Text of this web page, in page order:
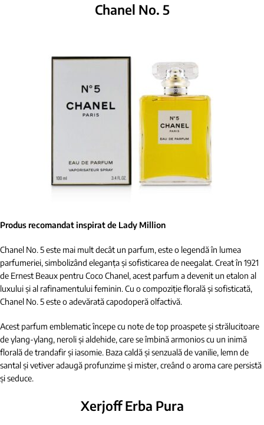
Chanel No. 5
Produs recomandat inspirat de Lady Million
Chanel No. 5 este mai mult decât un parfum, este o legendă în lumea
parfumeriei, simbolizând eleganța și sofisticarea de neegalat. Creat în 1921
de Ernest Beaux pentru Coco Chanel, acest parfum a devenit un etalon al
luxului și al rafinamentului feminin. Cu o compoziție florală și sofisticată,
Chanel No. 5 este o adevărată capodoperă olfactivă.
Acest parfum emblematic începe cu note de top proaspete și strălucitoare
de ylang-ylang, neroli și aldehide, care se îmbină armonios cu un inimă
florală de trandafir și iasomie. Baza caldă și senzuală de vanilie, lemn de
santal și vetiver adaugă profunzime și mister, creând o aroma care persistă
și seduce.
Xerjoff Erba Pura